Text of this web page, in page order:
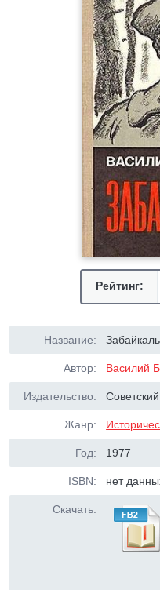
Рейтинг:
Название:
Автор: Василий
Издательство:
Жанр:
Год: 1977
ISBN: нет
Скачать: